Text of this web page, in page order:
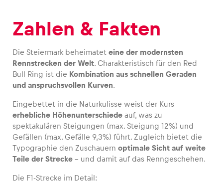
Seiten
Fahrzeug
Alle anzeigen
Zahlen & Fakten
Die Steiermark beheimatet eine der modernsten
Rennstrecken der Welt. Charakteristisch für den Red
Bull Ring ist die Kombination aus schnellen Geraden
und anspruchsvollen Kurven.
Eingebettet in die Naturkulisse weist der Kurs
erhebliche Höhenunterschiede auf, was zu
spektakulären Steigungen (max. Steigung 12%) und
Gefällen (max. Gefälle 9,3%) führt. Zugleich bietet die
Typographie den Zuschauern optimale Sicht auf weite
Teile der Strecke – und damit auf das Renngeschehen.
Die F1-Strecke im Detail: